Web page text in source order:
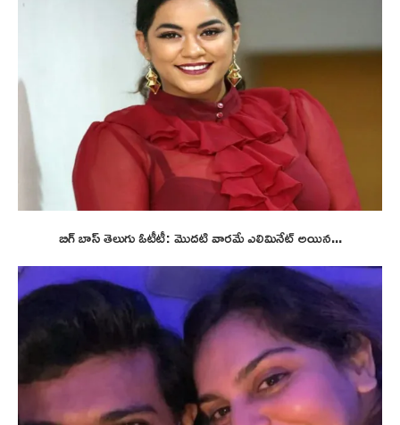
బిగ్ బాస్ తెలుగు ఓటీటీ: మొదటి వారమే ఎలిమినేట్ అయిన...